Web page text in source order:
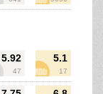
5.92
47
5.1
17